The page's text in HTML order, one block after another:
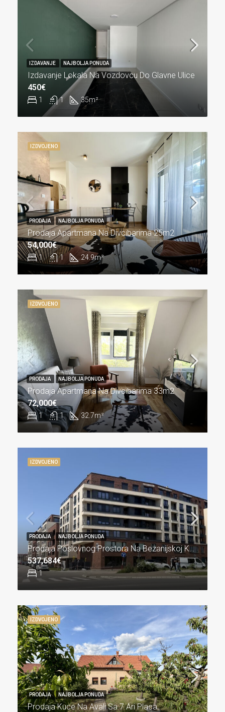
Izdavanje Lokala Na Vozdovcu Do Glavne Ulice
1 1 35m²
450€
IZDAVANJE NAJBOLJA PONUDA
Prodaja Apartmana Na Divcibarima 25m2
1 1 24.9m²
54,000€
PRODAJA NAJBOLJA PONUDA
IZDVOJENO
Prodaja Apartmana Na Divcibarima 33m2
1 1 32.7m²
72,000€
PRODAJA NAJBOLJA PONUDA
IZDVOJENO
Prodaja Poslovnog Prostora Na Bezanijskoj Kosi Lux 51
1
537,684€
PRODAJA NAJBOLJA PONUDA
IZDVOJENO
Prodaja Kuce Na Avali Sa 7 Ari Placa
PRODAJA NAJBOLJA PONUDA
IZDVOJENO